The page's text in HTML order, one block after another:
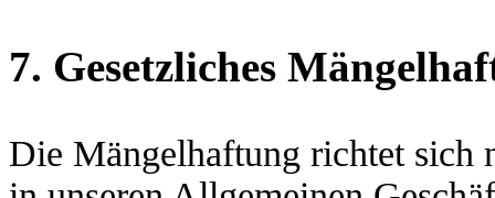
7. Gesetzliches
Die Mängelhaftung richtet sich